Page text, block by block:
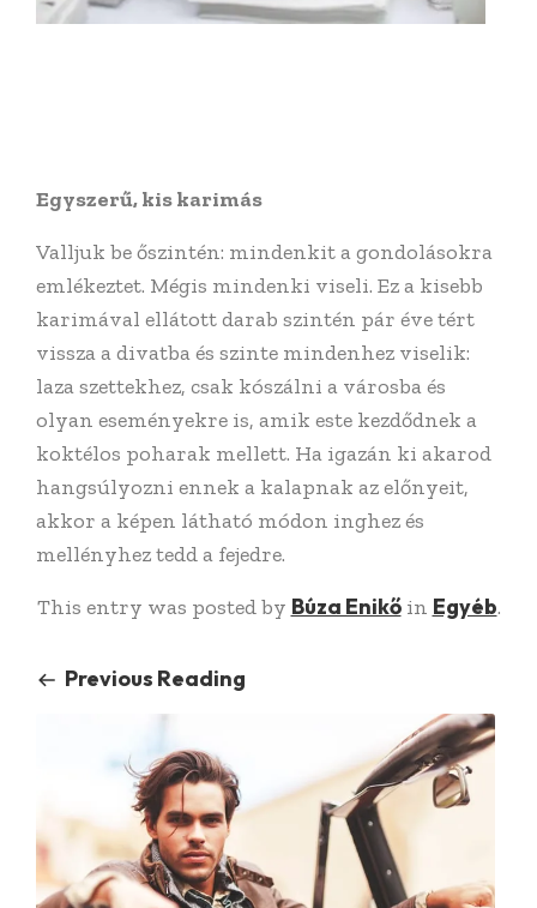
Egyszerű, kis karimás
Valljuk be őszintén: mindenkit a gondolásokra
emlékeztet. Mégis mindenki viseli. Ez a kisebb
karimával ellátott darab szintén pár éve tért
vissza a divatba és szinte mindenhez viselik:
laza szettekhez, csak kószálni a városba és
olyan eseményekre is, amik este kezdődnek a
koktélos poharak mellett. Ha igazán ki akarod
hangsúlyozni ennek a kalapnak az előnyeit,
akkor a képen látható módon inghez és
mellényhez tedd a fejedre.
This entry was posted by Búza Enikőin Egyéb.
Previous Reading